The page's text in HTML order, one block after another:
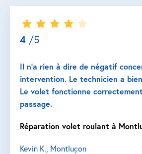
4 /5
Il n’a rien à dire de négatif
intervention. Le technicien a
Le volet fonctionne
passage.
Réparation volet roulant à
Kevin K., Montluçon